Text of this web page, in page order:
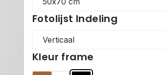
Fotolijst Indeling
Kleur frame